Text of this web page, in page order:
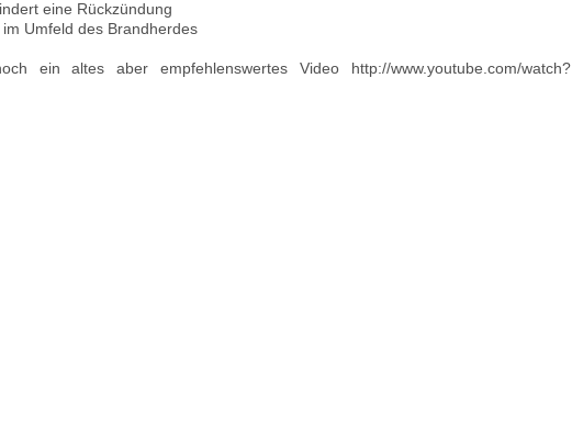
eine Rückzündung
Umfeld des Brandherdes
ein altes aber empfehlenswertes Video http://www.youtube.com/watch?